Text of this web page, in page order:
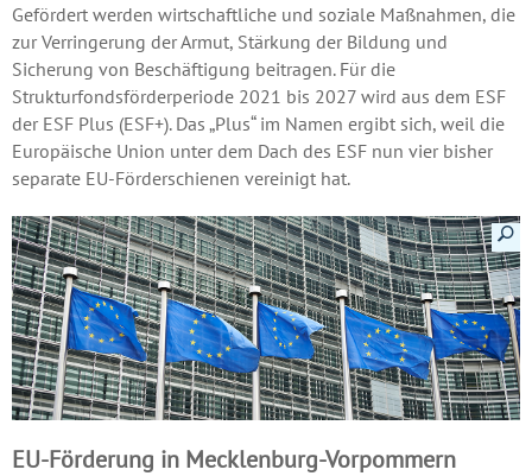
Gefördert werden wirtschaftliche und soziale Maßnahmen, die
zur Verringerung der Armut, Stärkung der Bildung und
Sicherung von Beschäftigung beitragen. Für die
Strukturfondsförderperiode 2021 bis 2027 wird aus dem ESF
der ESF Plus (ESF+). Das „Plus“ im Namen ergibt sich, weil die
Europäische Union unter dem Dach des ESF nun vier bisher
separate EU-Förderschienen vereinigt hat.
Details
EU-Förderung in Mecklenburg-Vorpommern